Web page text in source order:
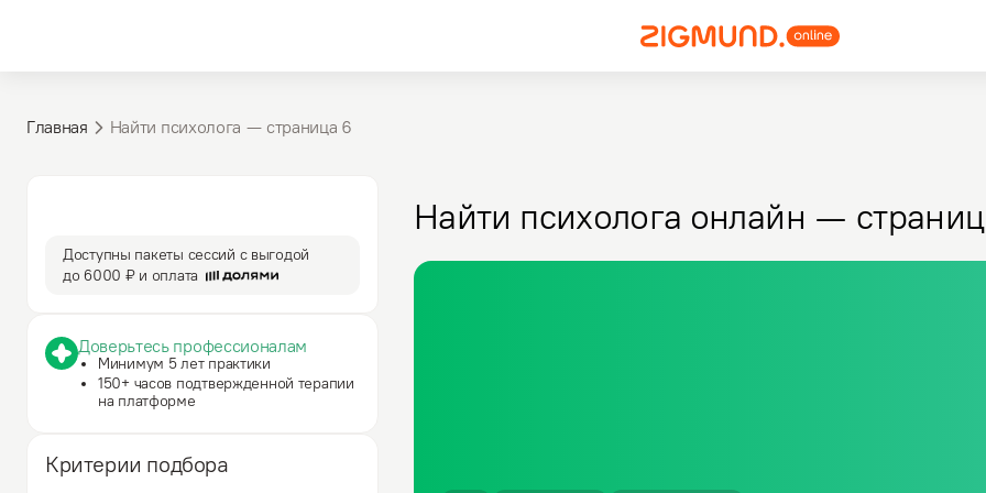
Главная Найти психолога — cтраница 6
Доступны пакеты сессий с выгодой
до6000 ₽и оплата
Доверьтесь профессионалам
Минимум 5 лет практики
150+ часов подтвержденной терапии
на платформе
Критерии подбора
Найти психолога онлайн —